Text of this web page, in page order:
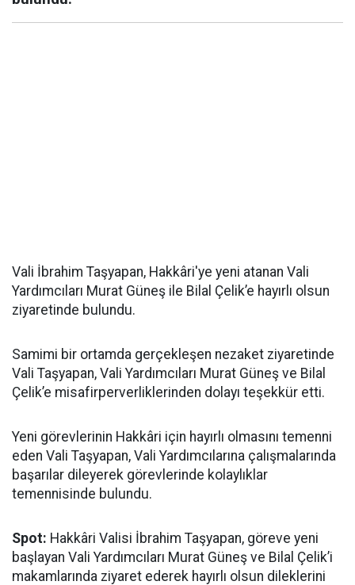
Vali İbrahim Taşyapan, Hakkâri'ye yeni atanan Vali
Yardımcıları Murat Güneş ile Bilal Çelik’e hayırlı olsun
ziyaretinde bulundu.
Samimi bir ortamda gerçekleşen nezaket ziyaretinde
Vali Taşyapan, Vali Yardımcıları Murat Güneş ve Bilal
Çelik’e misafirperverliklerinden dolayı teşekkür etti.
Yeni görevlerinin Hakkâri için hayırlı olmasını temenni
eden Vali Taşyapan, Vali Yardımcılarına çalışmalarında
başarılar dileyerek görevlerinde kolaylıklar
temennisinde bulundu.
Spot: Hakkâri Valisi İbrahim Taşyapan, göreve yeni
başlayan Vali Yardımcıları Murat Güneş ve Bilal Çelik’i
makamlarında ziyaret ederek hayırlı olsun dileklerini